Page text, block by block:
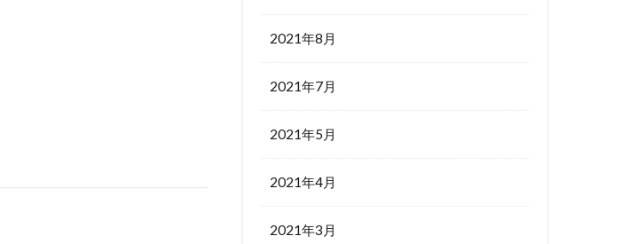
2021年8月
2021年7月
2021年5月
2021年4月
2021年3月